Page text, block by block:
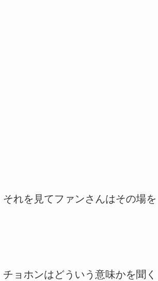
れを見てファンさんはその場を
ョホンはどういう意味かを聞く